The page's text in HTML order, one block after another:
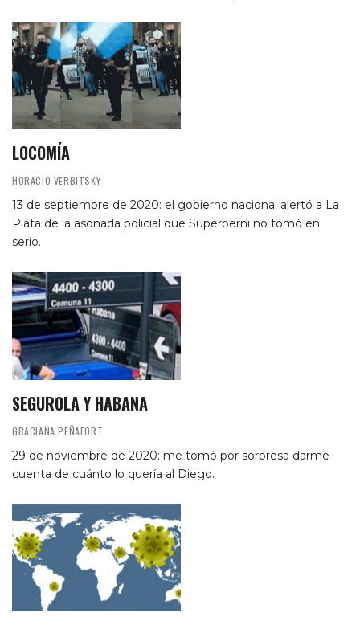
LOCOMÍA
HORACIO VERBITSKY
13 de septiembre de 2020: el gobierno nacional alertó a La
Plata de la asonada policial que Superberni no tomó en
serio.
SEGUROLA Y HABANA
GRACIANA PEÑAFORT
29 de noviembre de 2020: me tomó por sorpresa darme
cuenta de cuánto lo quería al Diego.